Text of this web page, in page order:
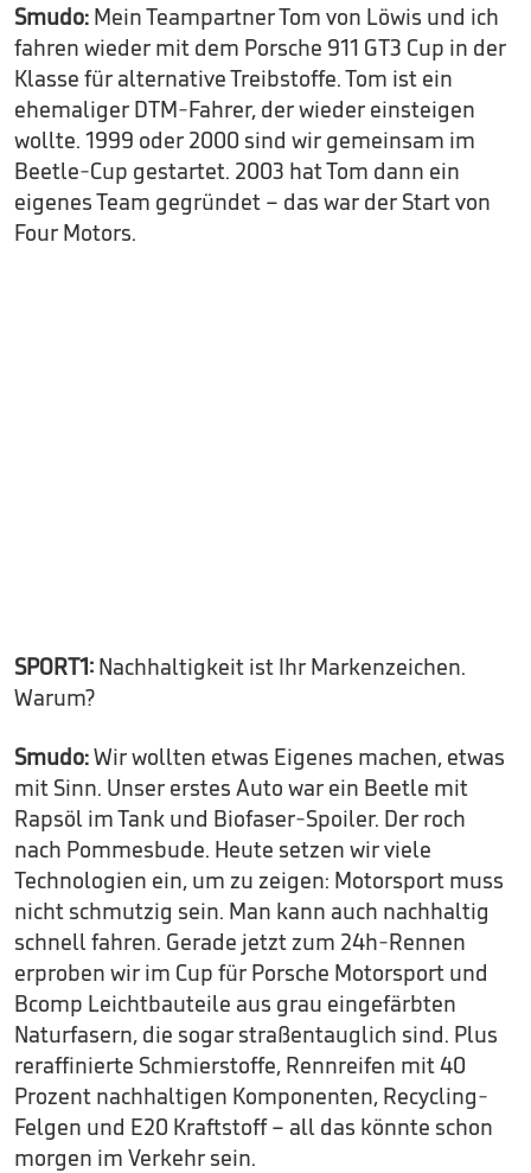
Smudo: Mein Teampartner Tom von Löwis und ich
fahren wieder mit dem Porsche 911 GT3 Cup in der
Klasse für alternative Treibstoffe. Tom ist ein
ehemaliger DTM-Fahrer, der wieder einsteigen
wollte. 1999 oder 2000 sind wir gemeinsam im
Beetle-Cup gestartet. 2003 hat Tom dann ein
eigenes Team gegründet – das war der Start von
Four Motors.
SPORT1: Nachhaltigkeit ist Ihr Markenzeichen.
Warum?
Smudo:Wir wollten etwas Eigenes machen, etwas
mit Sinn. Unser erstes Auto war ein Beetle mit
Rapsöl im Tank und Biofaser-Spoiler. Der roch
nach Pommesbude. Heute setzen wir viele
Technologien ein, um zu zeigen: Motorsport muss
nicht schmutzig sein. Man kann auch nachhaltig
schnell fahren. Gerade jetzt zum 24h-Rennen
erproben wir im Cup für Porsche Motorsport und
Bcomp Leichtbauteile aus grau eingefärbten
Naturfasern, die sogar straßentauglich sind. Plus
reraffinierte Schmierstoffe, Rennreifen mit 40
Prozent nachhaltigen Komponenten, Recycling-
Felgen und E20 Kraftstoff – all das könnte schon
morgen im Verkehr sein.